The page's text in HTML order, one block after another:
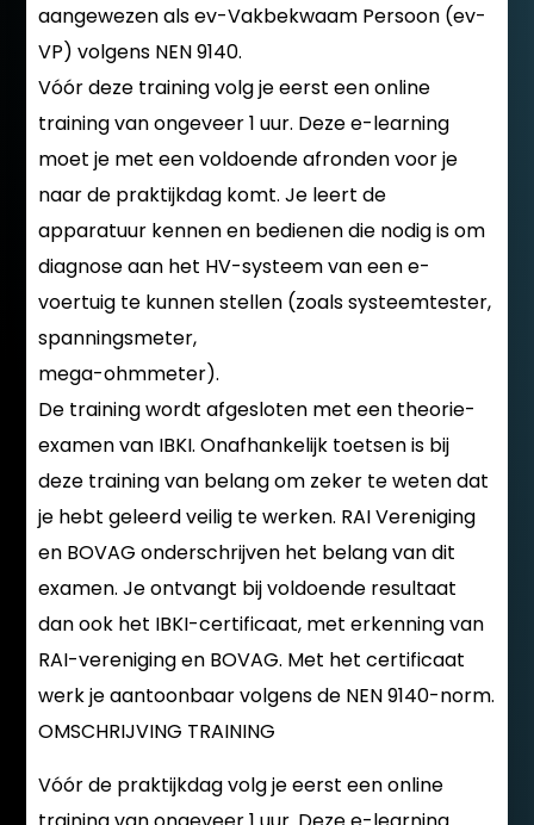
aangewezen als ev-Vakbekwaam Persoon (ev-
VP) volgens NEN 9140.
Vóór deze training volg je eerst een online
training van ongeveer 1 uur. Deze e-learning
moet je met een voldoende afronden voor je
naar de praktijkdag komt. Je leert de
apparatuur kennen en bedienen die nodig is om
diagnose aan het HV-systeem van een e-
voertuig te kunnen stellen (zoals systeemtester,
spanningsmeter,
mega-ohmmeter).
De training wordt afgesloten met een theorie-
examen van IBKI. Onafhankelijk toetsen is bij
deze training van belang om zeker te weten dat
je hebt geleerd veilig te werken. RAI Vereniging
en BOVAG onderschrijven het belang van dit
examen. Je ontvangt bij voldoende resultaat
dan ook het IBKI-certificaat, met erkenning van
RAI-vereniging en BOVAG. Met het certificaat
werk je aantoonbaar volgens de NEN 9140-norm.
OMSCHRIJVING TRAINING
Vóór de praktijkdag volg je eerst een online